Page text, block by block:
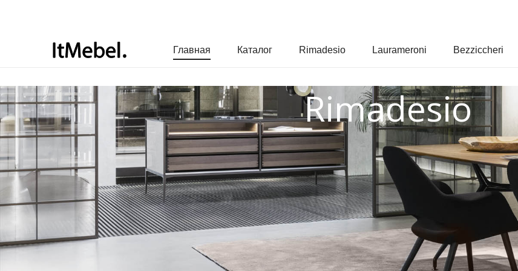
Главная Каталог Rimadesio Laurameroni Bezziccheri
Rimadesio